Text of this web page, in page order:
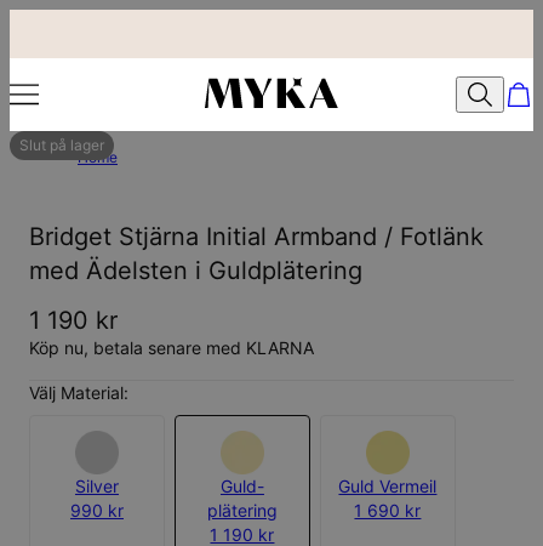
Slut på lager
Home
Bridget Stjärna Initial Armband / Fotlänk
med Ädelsten i Guldplätering
1 190 kr
Köp nu, betala senare med KLARNA
Välj Material:
Silver
990 kr
Guld-
plätering
1 190 kr
Guld Vermeil
1 690 kr